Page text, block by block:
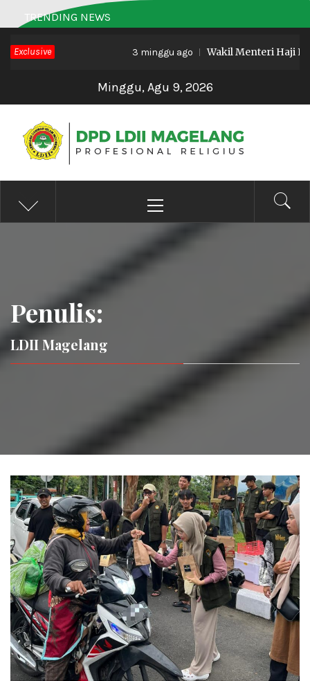
to
content
TRENDING NEWS
Exclusive 3 minggu ago Wakil Menteri Haji RI Buka
Minggu, Agu 9, 2026
DPD LDII MAGELANG
Profesional Religius
Menu
Penulis:
LDII Magelang